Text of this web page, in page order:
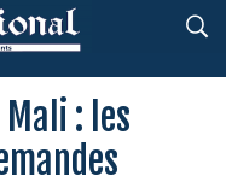
: les